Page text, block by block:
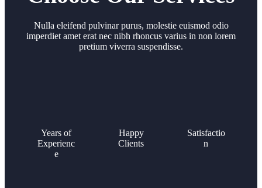
Nulla eleifend pulvinar purus, molestie euismod odio
imperdiet amet erat nec nibh rhoncus varius in non lorem
pretium viverra suspendisse.
Years of
Experienc
e
Happy
Clients
Satisfactio
n